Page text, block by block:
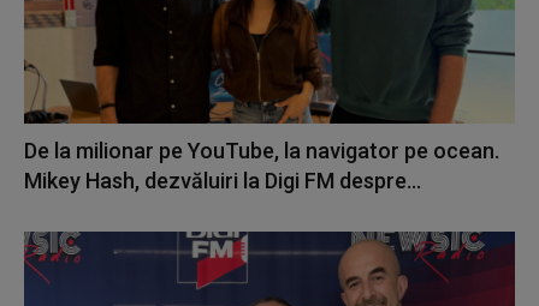
De la milionar pe YouTube, la navigator pe ocean.
Mikey Hash, dezvăluiri la Digi FM despre...